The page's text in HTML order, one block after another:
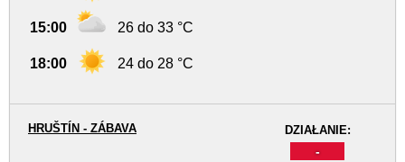
15:00 26 do 33 °C
18:00 24 do 28 °C
DZIAŁANIE:
-
HRUŠTÍN - ZÁBAVA